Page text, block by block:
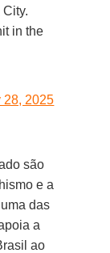
in the
28, 2025
são
e a
das
a
ao